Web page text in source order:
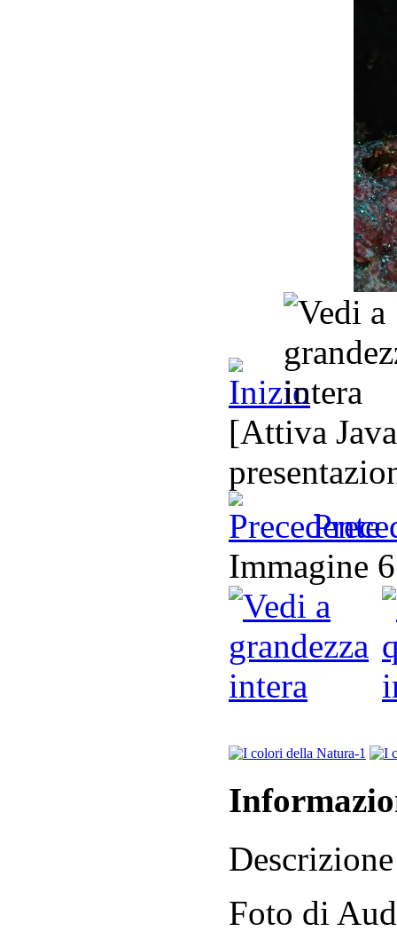
[Attiva
Immagine
Descrizione
Foto di